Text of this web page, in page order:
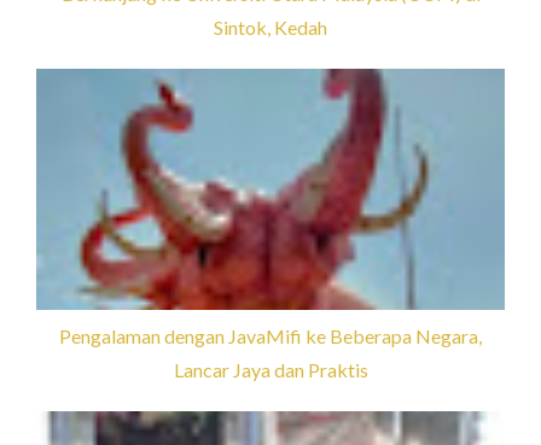
Sintok, Kedah
Pengalaman dengan JavaMifi ke Beberapa Negara,
Lancar Jaya dan Praktis